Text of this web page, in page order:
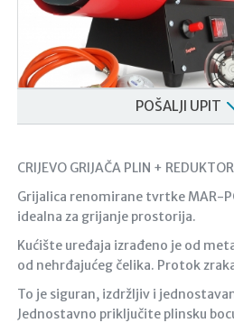
POŠALJI UPIT
CRIJEVO GRIJAČA PLIN +
Grijalica renomirane tvrtke MAR-
idealna za grijanje prostorija.
Kućište uređaja izrađeno je od
od nehrđajućeg čelika. Protok
To je siguran, izdržljiv i
Jednostavno priključite plinsku